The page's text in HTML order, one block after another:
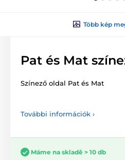
Több kép
Pat és Mat
Színező oldal Pat és Mat
További információk ›
Máme na skladě > 10 db